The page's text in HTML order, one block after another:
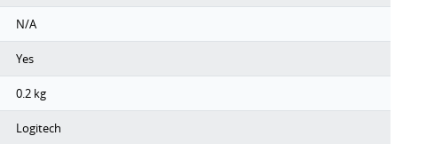
N/A
Yes
0.2 kg
Logitech